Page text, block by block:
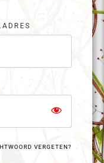
VERGETEN?